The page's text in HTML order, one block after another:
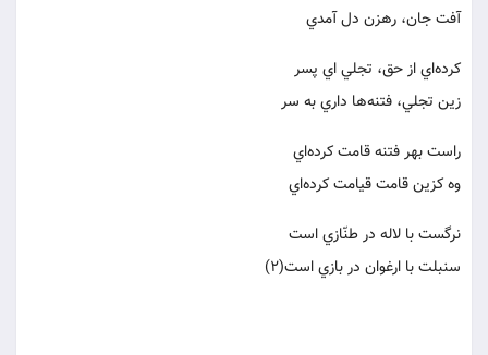
آفت جان، رهزن دل آمدي
كرده‌اي از حق، تجلي اي پسر
زين تجلي، فتنه‌ها داري به سر
راست بهر فتنه قامت كرده‌اي
وه كزين قامت قيامت كرده‌اي
نرگست با لاله در طنّازي است
سنبلت با ارغوان در بازي است(2)